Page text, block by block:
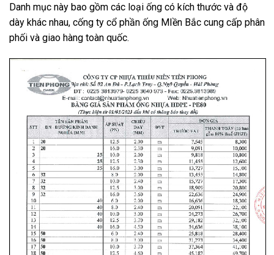
Danh mục này bao gồm các loại ống có kích thước và độ
dày khác nhau, cống ty cổ phần ống MIền Bắc cung cấp phân
phối và giao hàng toàn quốc.